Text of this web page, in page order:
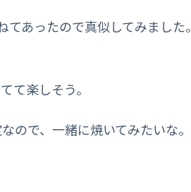
あったので真似してみました。
て楽しそう。
ので、一緒に焼いてみたいな。